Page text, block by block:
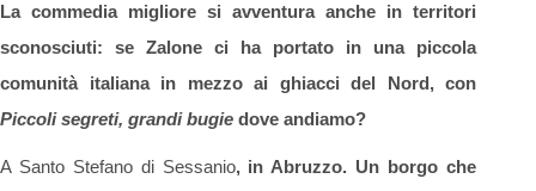
La commedia migliore si avventura anche in territori
sconosciuti: se Zalone ci ha portato in una piccola
comunità italiana in mezzo ai ghiacci del Nord, con
Piccoli segreti, grandi bugie dove andiamo?
A Santo Stefano di Sessanio, in Abruzzo. Un borgo che